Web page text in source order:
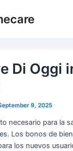
Di Oggi
9, 2025
necesario para la
Los bonos de
los nuevos